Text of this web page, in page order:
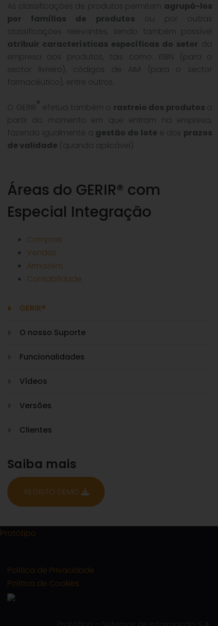
As classificações de produtos permitem agrupá-los
por famílias de produtos ou por outras
classificações relevantes, sendo também possível
atribuir características específicas do setor da
empresa aos produtos, tais como: ISBN (para o
sector livreiro), códigos de AIM (para o sector
farmacêutico), entre outros.
O GERIR® efetua também o rastreio dos produtos a
partir do momento em que entram na empresa,
fazendo igualmente a gestão do lote e dos prazos
de validade (quando aplicável).
Áreas do GERIR® com
Especial Integração
Compras
Vendas
Armazém
Contabilidade
GERIR®
O nosso Suporte
Funcionalidades
Vídeos
Versões
Clientes
Saiba mais
REGISTO DEMO
Política de Privacidade
Política de Cookies